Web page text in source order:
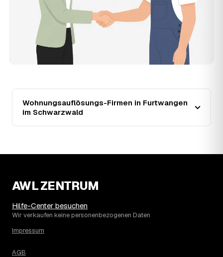
2.670 € in Furtwangen im Schwarzwald?
Die Spanne ergibt sich vor allem aus Wohnfläche und
Möblierungsgrad: Eine kleine, kaum möblierte Wohnung
liegt eher am unteren Ende, eine voll eingerichtete
Wohnung mit Etage ohne Aufzug oder viel Sperrmüll eher
am oberen. Anrechenbare Wertgegenstände senken den
Wohnung erfahren Sie erst nach einer kurzen,
Wohnungsauflösungs-Firmen in Furtwangen
im Schwarzwald
AWL ZENTRUM
Hilfe-Center besuchen
Wir verkaufen keine personenbezogenen Daten
Impressum
AGB